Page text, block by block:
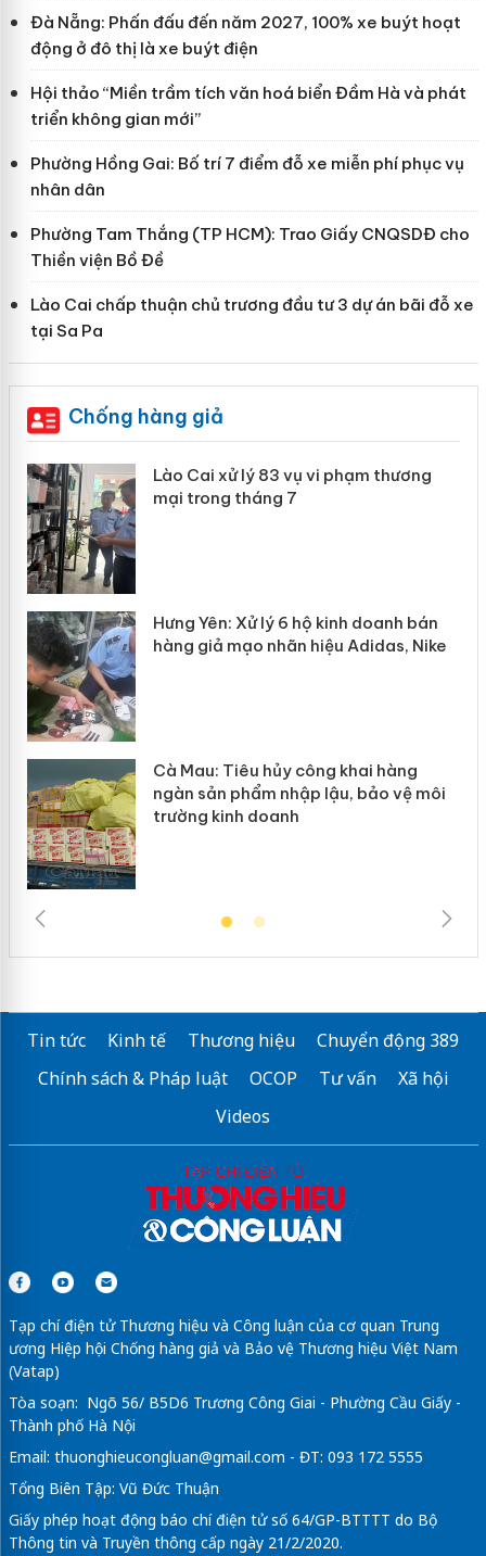
Đà Nẵng: Phấn đấu đến năm 2027, 100% xe buýt hoạt
động ở đô thị là xe buýt điện
Hội thảo “Miền trầm tích văn hoá biển Đầm Hà và phát
triển không gian mới”
Phường Hồng Gai: Bố trí 7 điểm đỗ xe miễn phí phục vụ
nhân dân
Phường Tam Thắng (TP HCM): Trao Giấy CNQSDĐ cho
Thiền viện Bồ Đề
Lào Cai chấp thuận chủ trương đầu tư 3 dự án bãi đỗ xe
tại Sa Pa
Chống hàng giả
Lào Cai xử lý 83 vụ vi phạm thương
mại trong tháng 7
Hưng Yên: Xử lý 6 hộ kinh doanh bán
hàng giả mạo nhãn hiệu Adidas, Nike
Cà Mau: Tiêu hủy công khai hàng
ngàn sản phẩm nhập lậu, bảo vệ môi
trường kinh doanh
Tin tức Kinh tế Thương hiệu
Chuyển động 389
Chính sách & Pháp luật
OCOP Tư vấn
Xã hội
Videos
Tạp chí điện tử Thương hiệu và Công luận của cơ quan Trung
ương Hiệp hội Chống hàng giả và Bảo vệ Thương hiệu Việt Nam
(Vatap)
Tòa soạn: Ngõ 56/ B5D6 Trương Công Giai - Phường Cầu Giấy -
Thành phố Hà Nội
Email: thuonghieucongluan@gmail.com - ĐT: 093 172 5555
Tổng Biên Tập: Vũ Đức Thuận
Giấy phép hoạt động báo chí điện tử số 64/GP-BTTTT do Bộ
Thông tin và Truyền thông cấp ngày 21/2/2020.